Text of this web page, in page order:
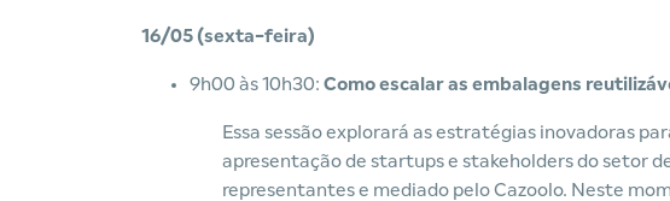
16/05 (sexta-feira)
9h00 às 10h30: Como escalar as embalagens
Essa sessão explorará as estratégias inovadoras
apresentação de startups e stakeholders do setor
representantes e mediado pelo Cazoolo. Neste